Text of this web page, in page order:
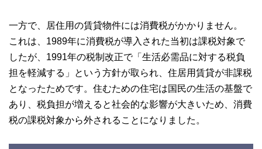
一方で、居住用の賃貸物件には消費税がかかりません。
これは、1989年に消費税が導入された当初は課税対象で
したが、1991年の税制改正で「生活必需品に対する税負
担を軽減する」という方針が取られ、住居用賃貸が非課税
となったためです。住むための住宅は国民の生活の基盤で
あり、税負担が増えると社会的な影響が大きいため、消費
税の課税対象から外されることになりました。